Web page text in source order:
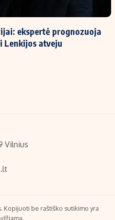
Titulinis
Nedarbo išmokos skaičiuoklė
ekspertė prognozuoja
Lenkijos atveju
Vilnius
Kopijuoti be raštiško sutikimo yra